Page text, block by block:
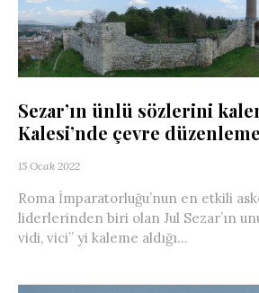
Sezar’ın ünlü sözlerini
Kalesi’nde çevre
15 Ocak 2022
Roma İmparatorluğu’nun en etkili
liderlerinden biri olan Jul Sezar’ın
vidi, vici” yi kaleme aldığı...